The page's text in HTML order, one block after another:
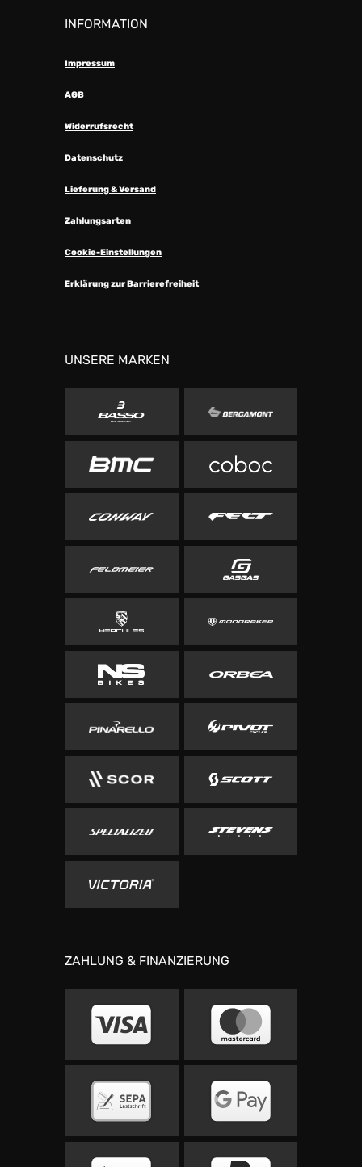
INFORMATION
Impressum
AGB
Widerrufsrecht
Datenschutz
Lieferung & Versand
Zahlungsarten
Cookie-Einstellungen
Erklärung zur Barrierefreiheit
UNSERE MARKEN
ZAHLUNG & FINANZIERUNG